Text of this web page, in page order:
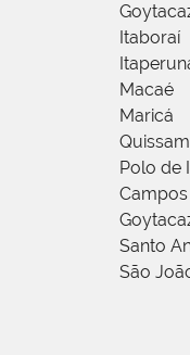
Itaboraí
Macaé
Maricá
Polo de
Santo
São